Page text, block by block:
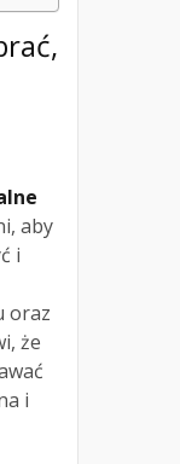
aby
i
oraz
że
i